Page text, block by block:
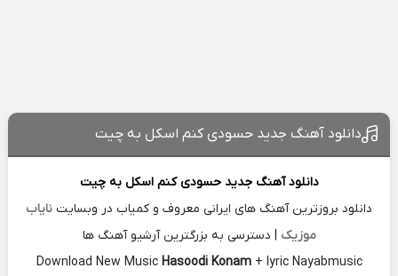
دانلود آهنگ جدید حسودی کنم اسکل به چیت
دانلود آهنگ جدید حسودی کنم اسکل به چیت
دانلود بروزترین آهنگ های ایرانی معروف و کمیاب در وبسایت نایاب
موزیک | دسترسی به بزرگترین آرشیو آهنگ ها
Download New Music Hasoodi Konam+ lyric Nayabmusic